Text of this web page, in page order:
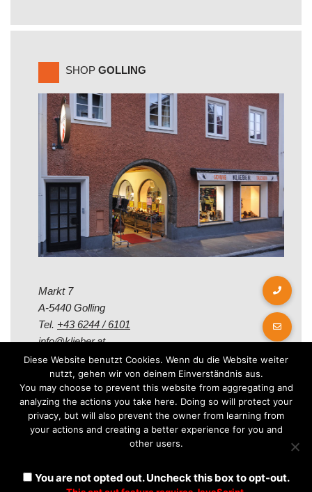
SHOP GOLLING
Markt 7
A-5440 Golling
Tel. +43 6244 / 6101
info@klieber.at
Öffungszeiten
Montag - Freitag:
08.00 - 12.00 Uhr
08.30 - 12.30 Uhr
Diese Website benutzt Cookies. Wenn du die Website weiter
nutzt, gehen wir von deinem Einverständnis aus.
You may choose to prevent this website from aggregating and
analyzing the actions you take here. Doing so will protect your
privacy, but will also prevent the owner from learning from
your actions and creating a better experience for you and
other users.
You are not opted out. Uncheck this box to opt-out.